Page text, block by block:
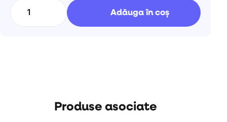
Adăuga în coş
Produse asociate